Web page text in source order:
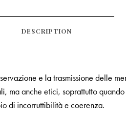
DESCRIPTION
e la trasmissione delle
ma anche etici, soprattutto
di incorruttibilità e coerenza.